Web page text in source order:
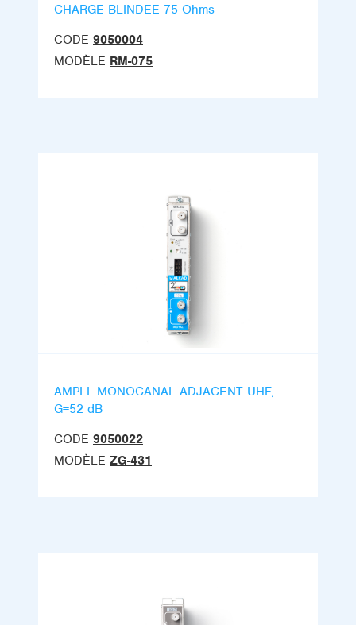
CHARGE BLINDEE 75 Ohms
CODE 9050004
MODÈLE RM-075
AMPLI. MONOCANAL ADJACENT UHF,
G=52 dB
CODE 9050022
MODÈLE ZG-431